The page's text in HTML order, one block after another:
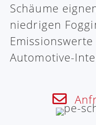
Schäume
niedrigen
Automotive-